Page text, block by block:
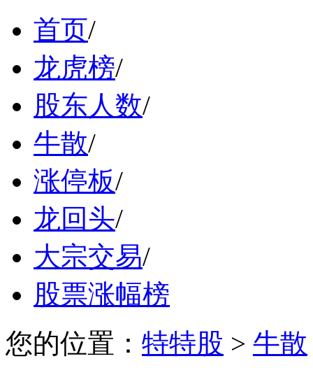
首页/
龙虎榜/
股东人数/
牛散/
涨停板/
龙回头/
大宗交易/
股票涨幅榜
您的位置： 特特股 > 牛散